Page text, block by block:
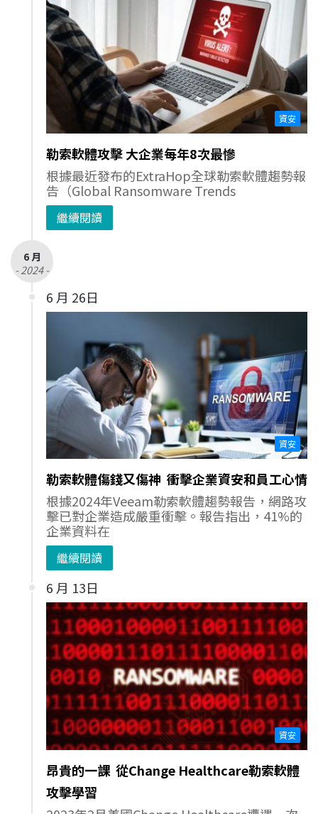
資安
勒索軟體攻擊 大企業每年8次最慘
根據最近發布的ExtraHop全球勒索軟體趨勢報
告（Global Ransomware Trends
繼續閱讀
6 月
- 2024 -
6 月 26日
資安
勒索軟體傷錢又傷神 衝擊企業資安和員工心情
根據2024年Veeam勒索軟體趨勢報告，網路攻
擊已對企業造成嚴重衝擊。報告指出，41%的
企業資料在
繼續閱讀
6 月 13日
資安
昂貴的一課 從Change Healthcare勒索軟體
攻擊學習